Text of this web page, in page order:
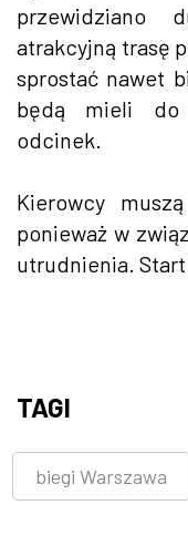
przewidziano
atrakcyjną trasę
sprostać nawet
będą mieli do
odcinek.
Kierowcy
ponieważ w
utrudnienia. Start
TAGI
biegi Warszawa